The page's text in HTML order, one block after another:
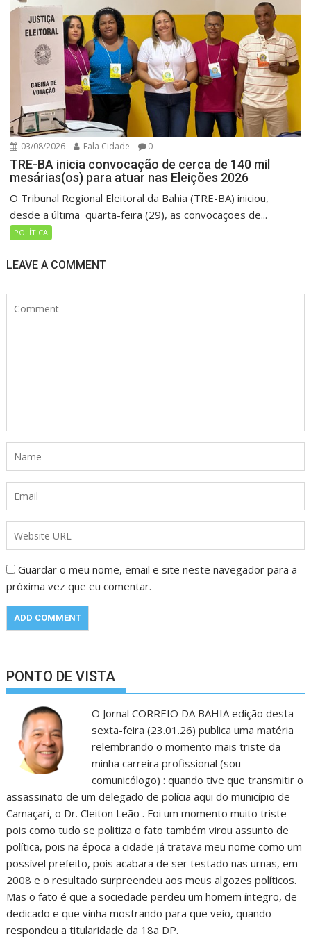
03/08/2026 Fala Cidade 0
TRE-BA inicia convocação de cerca de 140 mil
mesárias(os) para atuar nas Eleições 2026
O Tribunal Regional Eleitoral da Bahia (TRE-BA) iniciou,
desde a última quarta-feira (29), as convocações de...
POLÍTICA
LEAVE A COMMENT
Guardar o meu nome, email e site neste navegador para a
próxima vez que eu comentar.
PONTO DE VISTA
O Jornal CORREIO DA BAHIA edição desta
sexta-feira (23.01.26) publica uma matéria
relembrando o momento mais triste da
minha carreira profissional (sou
comunicólogo) : quando tive que transmitir o
assassinato de um delegado de polícia aqui do município de
Camaçari, o Dr. Cleiton Leão . Foi um momento muito triste
pois como tudo se politiza o fato também virou assunto de
política, pois na época a cidade já tratava meu nome como um
possível prefeito, pois acabara de ser testado nas urnas, em
2008 e o resultado surpreendeu aos meus algozes políticos.
Mas o fato é que a sociedade perdeu um homem íntegro, de
dedicado e que vinha mostrando para que veio, quando
respondeu a titularidade da 18a DP.